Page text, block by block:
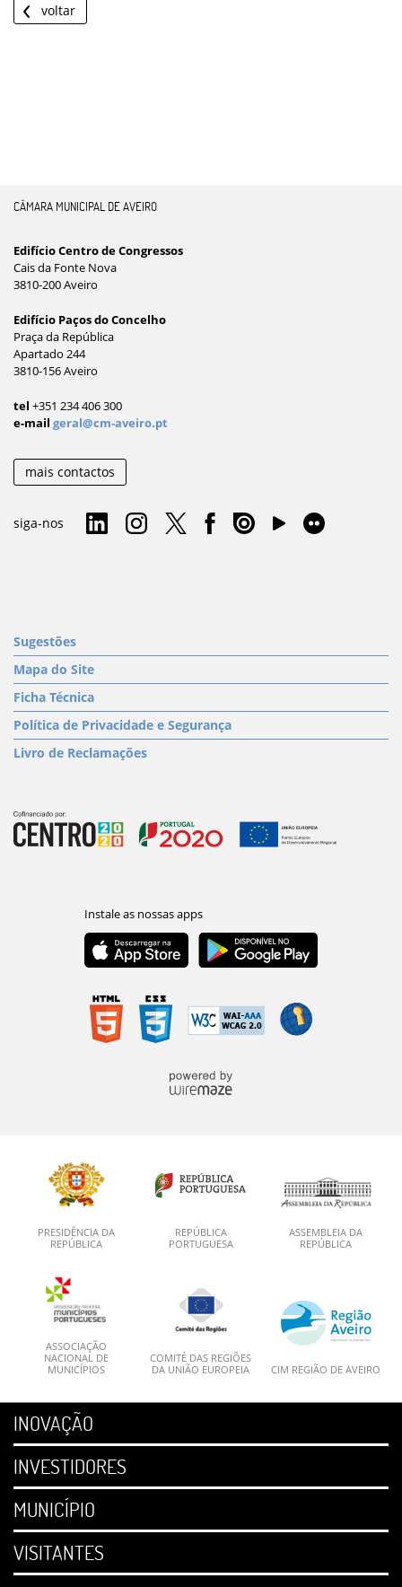
voltar
CÂMARA MUNICIPAL DE AVEIRO
Edifício Centro de Congressos
Cais da Fonte Nova
3810-200 Aveiro
Edifício Paços do Concelho
Praça da República
Apartado 244
3810-156 Aveiro
tel +351 234 406 300
e-mail geral@cm-aveiro.pt
mais contactos
siga-nos
Sugestões
Mapa do Site
Ficha Técnica
Política de Privacidade e Segurança
Livro de Reclamações
PRESIDÊNCIA DA
REPÚBLICA
REPÚBLICA
PORTUGUESA
ASSEMBLEIA DA
REPÚBLICA
ASSOCIAÇÃO
NACIONAL DE
MUNICÍPIOS
COMITÉ DAS REGIÕES
DA UNIÃO EUROPEIA
CIM REGIÃO DE AVEIRO
INOVAÇÃO
INVESTIDORES
MUNICÍPIO
VISITANTES